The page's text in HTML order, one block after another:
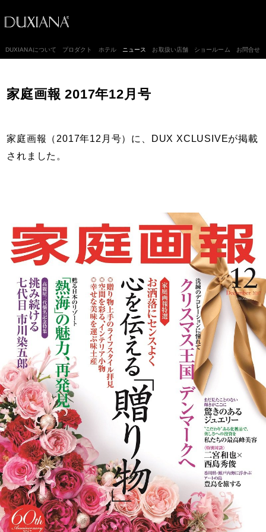
DUXIANAについて プロダクト ホテル ニュース お取扱い店舗 ショールーム お問合せ
家庭画報 2017年12月号
家庭画報（2017年12月号）に、DUX XCLUSIVEが掲載
されました。